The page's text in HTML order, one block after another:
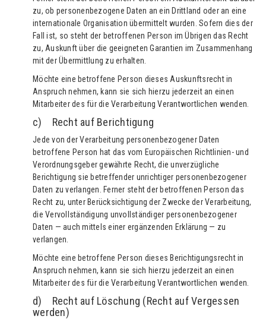
zu, ob personenbezogene Daten an ein Drittland oder an eine
internationale Organisation übermittelt wurden. Sofern dies der
Fall ist, so steht der betroffenen Person im Übrigen das Recht
zu, Auskunft über die geeigneten Garantien im Zusammenhang
mit der Übermittlung zu erhalten.
Möchte eine betroffene Person dieses Auskunftsrecht in
Anspruch nehmen, kann sie sich hierzu jederzeit an einen
Mitarbeiter des für die Verarbeitung Verantwortlichen wenden.
c) Recht auf Berichtigung
Jede von der Verarbeitung personenbezogener Daten
betroffene Person hat das vom Europäischen Richtlinien- und
Verordnungsgeber gewährte Recht, die unverzügliche
Berichtigung sie betreffender unrichtiger personenbezogener
Daten zu verlangen. Ferner steht der betroffenen Person das
Recht zu, unter Berücksichtigung der Zwecke der Verarbeitung,
die Vervollständigung unvollständiger personenbezogener
Daten — auch mittels einer ergänzenden Erklärung — zu
verlangen.
Möchte eine betroffene Person dieses Berichtigungsrecht in
Anspruch nehmen, kann sie sich hierzu jederzeit an einen
Mitarbeiter des für die Verarbeitung Verantwortlichen wenden.
d) Recht auf Löschung (Recht auf Vergessen
werden)